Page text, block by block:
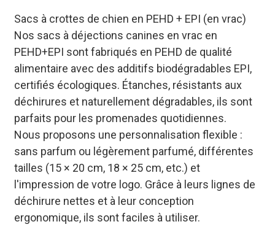
Sacs à crottes de chien en PEHD + EPI (en vrac)
Nos sacs à déjections canines en vrac en
PEHD+EPI sont fabriqués en PEHD de qualité
alimentaire avec des additifs biodégradables EPI,
certifiés écologiques. Étanches, résistants aux
déchirures et naturellement dégradables, ils sont
parfaits pour les promenades quotidiennes.
Nous proposons une personnalisation flexible :
sans parfum ou légèrement parfumé, différentes
tailles (15 × 20 cm, 18 × 25 cm, etc.) et
l'impression de votre logo. Grâce à leurs lignes de
déchirure nettes et à leur conception
ergonomique, ils sont faciles à utiliser.